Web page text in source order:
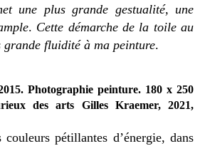
une plus grande gestualité, une
. Cette démarche de la toile au
grande fluidité à ma peinture.
Photographie peinture. 180 x 250
des arts Gilles Kraemer, 2021,
pétillantes d’énergie, dans